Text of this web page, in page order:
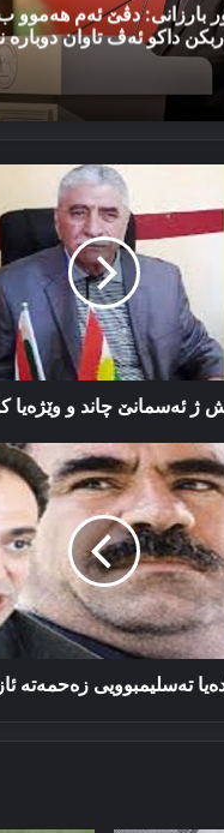
بارزانی: دڤێ ئەم هەموو
داکو ئەڤ تاوان دوبارە
ژ ئه‌سمانێ چاند و وێژه‌یا
تەسلیمبوویی زەحمەتە